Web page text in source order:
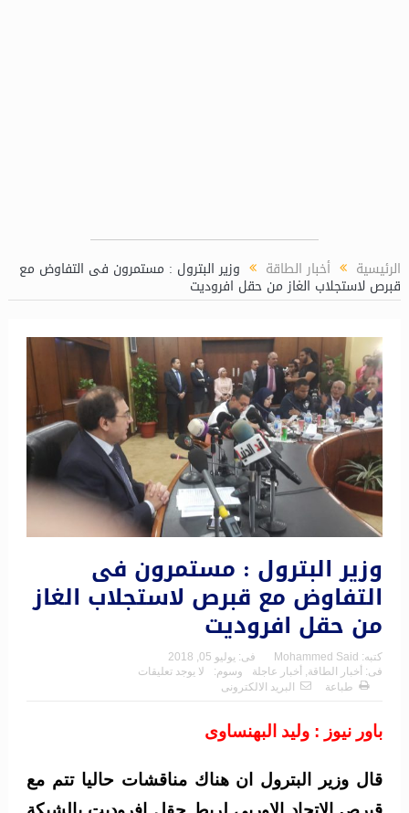
الرئيسية أخبار الطاقة وزير البترول : مستمرون فى التفاوض مع
قبرص لاستجلاب الغاز من حقل افروديت
وزير البترول : مستمرون فى
التفاوض مع قبرص لاستجلاب الغاز
من حقل افروديت
كتبه: Mohammed Said فى: يوليو 05, 2018
فى: أخبار الطاقة, أخبار عاجلة وسوم:
لا يوجد تعليقات
طباعة
البريد الالكترونى
باور نيوز : وليد البهنساوى
قال وزير البترول ان هناك مناقشات حاليا تتم مع